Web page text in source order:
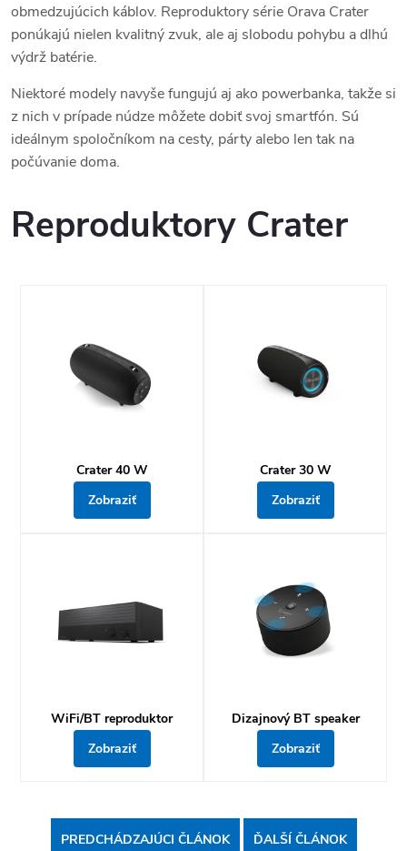
obmedzujúcich káblov. Reproduktory série Orava Crater
ponúkajú nielen kvalitný zvuk, ale aj slobodu pohybu a dlhú
výdrž batérie.
Niektoré modely navyše fungujú aj ako powerbanka, takže si
z nich v prípade núdze môžete dobiť svoj smartfón. Sú
ideálnym spoločníkom na cesty, párty alebo len tak na
počúvanie doma.
Reproduktory Crater
Crater 40 W
Zobraziť
Crater 30 W
Zobraziť
WiFi/BT reproduktor
Zobraziť
Dizajnový BT speaker
Zobraziť
PREDCHÁDZAJÚCI ČLÁNOK ĎALŠÍ ČLÁNOK